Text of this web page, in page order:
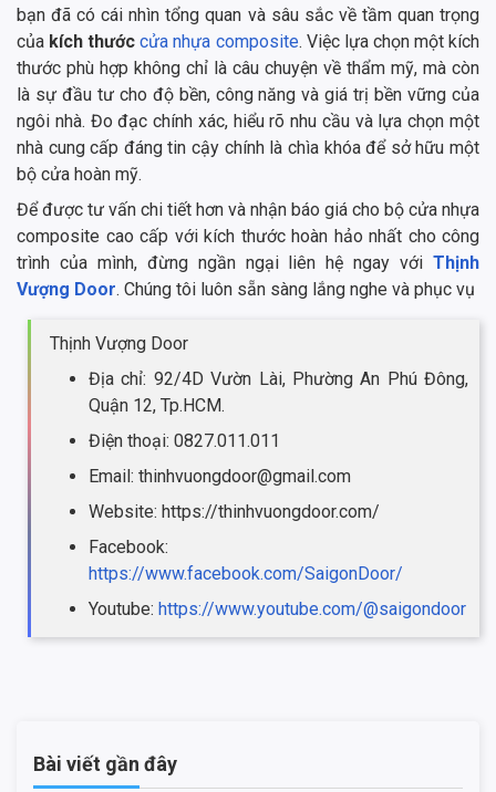
bạn đã có cái nhìn tổng quan và sâu sắc về tầm quan trọng
của kích thướccửa nhựa composite. Việc lựa chọn một kích
thước phù hợp không chỉ là câu chuyện về thẩm mỹ, mà còn
là sự đầu tư cho độ bền, công năng và giá trị bền vững của
ngôi nhà. Đo đạc chính xác, hiểu rõ nhu cầu và lựa chọn một
nhà cung cấp đáng tin cậy chính là chìa khóa để sở hữu một
bộ cửa hoàn mỹ.
Để được tư vấn chi tiết hơn và nhận báo giá cho bộ cửa nhựa
composite cao cấp với kích thước hoàn hảo nhất cho công
trình của mình, đừng ngần ngại liên hệ ngay với Thịnh
Vượng Door. Chúng tôi luôn sẵn sàng lắng nghe và phục vụ
Thịnh Vượng Door
Địa chỉ: 92/4D Vườn Lài, Phường An Phú Đông,
Quận 12, Tp.HCM.
Điện thoại: 0827.011.011
Email: thinhvuongdoor@gmail.com
Website: https://thinhvuongdoor.com/
Facebook:
https://www.facebook.com/SaigonDoor/
Youtube: https://www.youtube.com/@saigondoor
Bài viết gần đây